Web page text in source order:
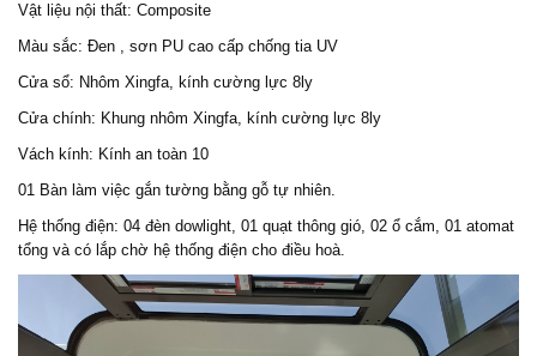
Vật liệu nội thất: Composite
Màu sắc: Đen , sơn PU cao cấp chống tia UV
Cửa sổ: Nhôm Xingfa, kính cường lực 8ly
Cửa chính: Khung nhôm Xingfa, kính cường lực 8ly
Vách kính: Kính an toàn 10
01 Bàn làm việc gắn tường bằng gỗ tự nhiên.
Hệ thống điện: 04 đèn dowlight, 01 quạt thông gió, 02 ổ cắm, 01 atomat
tổng và có lắp chờ hệ thống điện cho điều hoà.